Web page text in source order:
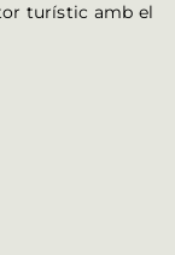
turístic amb el